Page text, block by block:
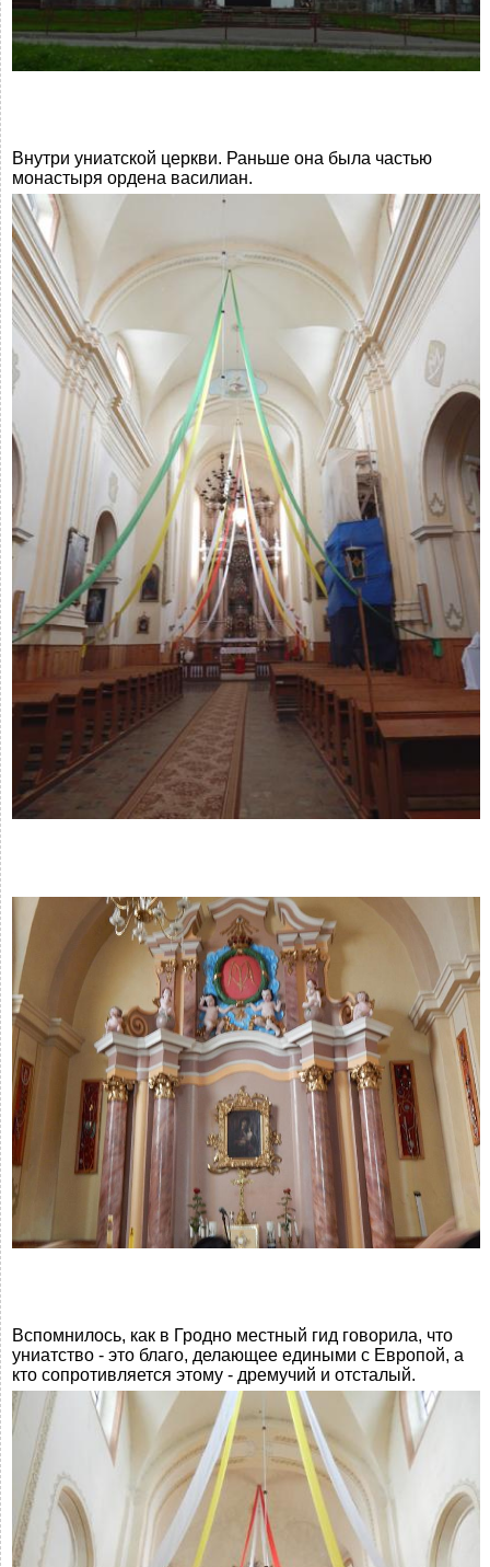
Внутри униатской церкви. Раньше она была частью
монастыря ордена василиан.
Вспомнилось, как в Гродно местный гид говорила, что
униатство - это благо, делающее едиными с Европой, а
кто сопротивляется этому - дремучий и отсталый.